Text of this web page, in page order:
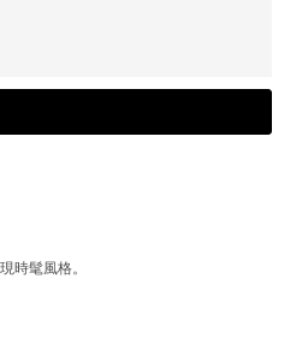
時髦風格。